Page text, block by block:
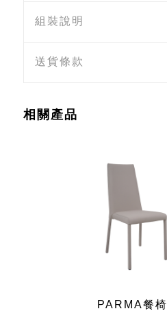
組裝說明
送貨條款
相關產品
PARMA餐椅